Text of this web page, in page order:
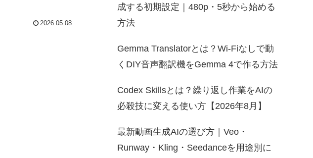
2026.05.08
成する初期設定｜480p・5秒から始める
方法
Gemma Translatorとは？Wi-Fiなしで動
くDIY音声翻訳機をGemma 4で作る方法
Codex Skillsとは？繰り返し作業をAIの
必殺技に変える使い方【2026年8月】
最新動画生成AIの選び方｜Veo・
Runway・Kling・Seedanceを用途別に